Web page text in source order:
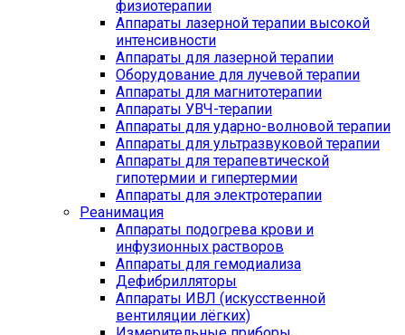
физиотерапии
Аппараты лазерной терапии высокой
интенсивности
Аппараты для лазерной терапии
Оборудование для лучевой терапии
Аппараты для магнитотерапии
Аппараты УВЧ-терапии
Аппараты для ударно-волновой терапии
Аппараты для ультразвуковой терапии
Аппараты для терапевтической
гипотермии и гипертермии
Аппараты для электротерапии
Реанимация
Аппараты подогрева крови и
инфузионных растворов
Аппараты для гемодиализа
Дефибрилляторы
Аппараты ИВЛ (искусственной
вентиляции лёгких)